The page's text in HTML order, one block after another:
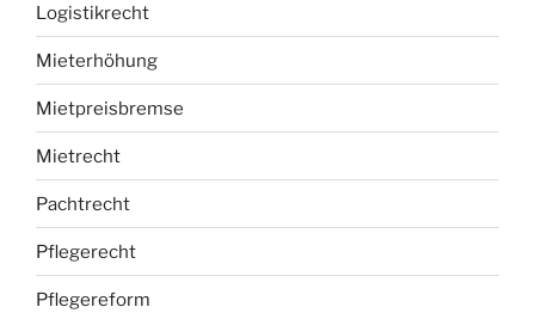
Logistikrecht
Mieterhöhung
Mietpreisbremse
Mietrecht
Pachtrecht
Pflegerecht
Pflegereform